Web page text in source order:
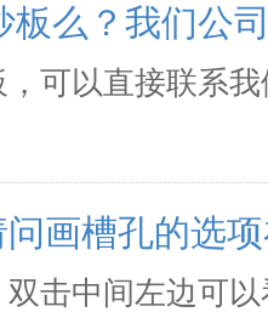
板么？我们公
可以直接联系
画槽孔的选
击中间左边可